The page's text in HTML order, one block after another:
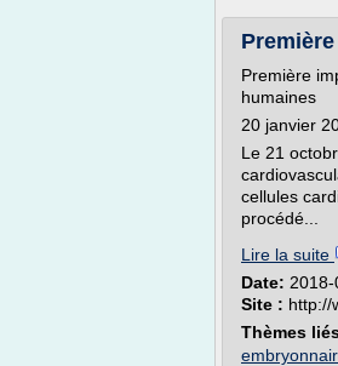
Première
humaines
20 janvier
Le 21
cellules
procédé...
Lire la suite
Date: 2018-
Site : http://
Thèmes